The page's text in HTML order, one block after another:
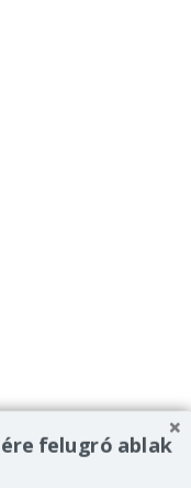
felugró ablak